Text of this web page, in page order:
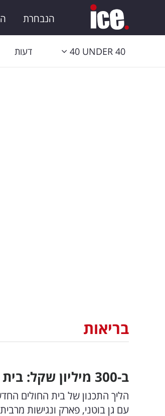
הנבחרת
40 UNDER 40 דעות
בריאות
ב-300 מיליון שקל: בית החולים החדש בישראל יוצא לדרך
הליך התכנון של בית החולים